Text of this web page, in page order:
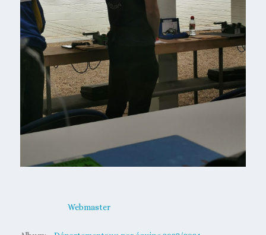
Webmaster